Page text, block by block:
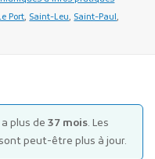
Port, Saint-Leu, Saint-Paul,
plus de 37 mois. Les
peut-être plus à jour.